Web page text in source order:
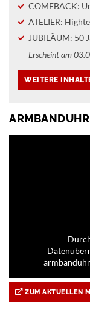
COMEBACK:
ATELIER:
JUBILÄUM: 50
Erscheint am
ZUM AKTUELLEN